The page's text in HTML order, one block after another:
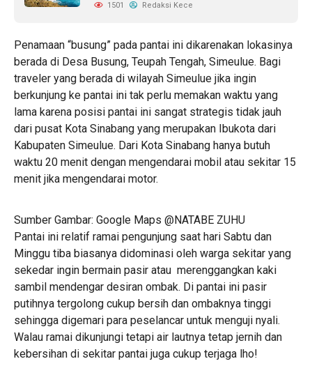
1501 Redaksi Kece
Penamaan “busung” pada pantai ini dikarenakan lokasinya
berada di Desa Busung, Teupah Tengah, Simeulue. Bagi
traveler yang berada di wilayah Simeulue jika ingin
berkunjung ke pantai ini tak perlu memakan waktu yang
lama karena posisi pantai ini sangat strategis tidak jauh
dari pusat Kota Sinabang yang merupakan Ibukota dari
Kabupaten Simeulue. Dari Kota Sinabang hanya butuh
waktu 20 menit dengan mengendarai mobil atau sekitar 15
menit jika mengendarai motor.
Sumber Gambar: Google Maps @NATABE ZUHU
Pantai ini relatif ramai pengunjung saat hari Sabtu dan
Minggu tiba biasanya didominasi oleh warga sekitar yang
sekedar ingin bermain pasir atau merenggangkan kaki
sambil mendengar desiran ombak. Di pantai ini pasir
putihnya tergolong cukup bersih dan ombaknya tinggi
sehingga digemari para peselancar untuk menguji nyali.
Walau ramai dikunjungi tetapi air lautnya tetap jernih dan
kebersihan di sekitar pantai juga cukup terjaga lho!